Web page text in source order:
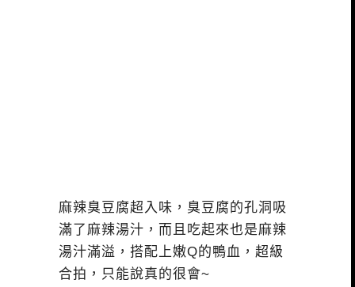
麻辣臭豆腐超入味，臭豆腐的孔洞吸
滿了麻辣湯汁，而且吃起來也是麻辣
湯汁滿溢，搭配上嫩Q的鴨血，超級
合拍，只能說真的很會~